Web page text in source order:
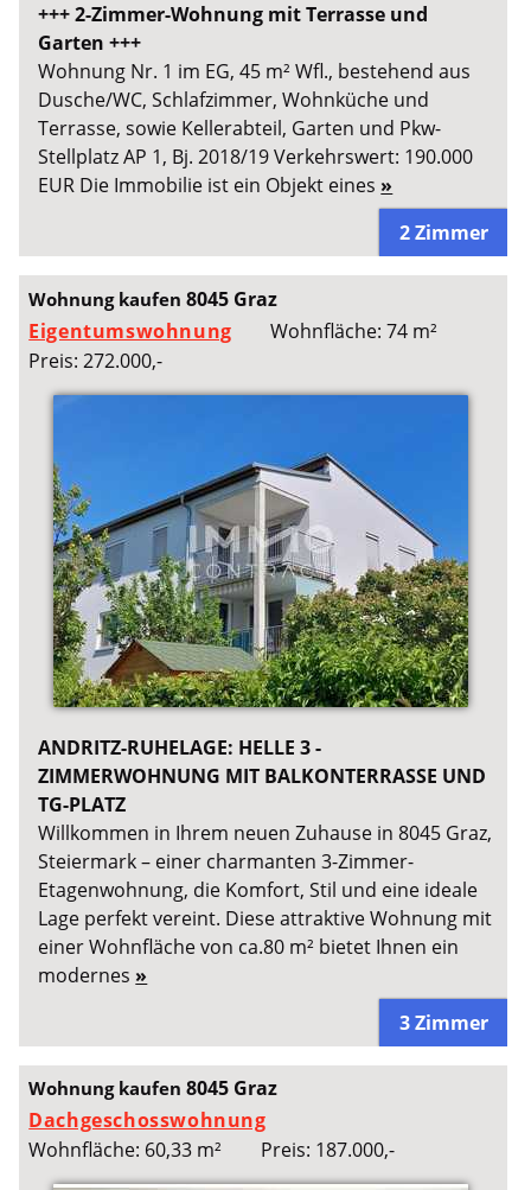
+++ 2-Zimmer-Wohnung mit Terrasse und
Garten +++
Wohnung Nr. 1 im EG, 45 m² Wfl., bestehend aus
Dusche/WC, Schlafzimmer, Wohnküche und
Terrasse, sowie Kellerabteil, Garten und Pkw-
Stellplatz AP 1, Bj. 2018/19 Verkehrswert: 190.000
EUR Die Immobilie ist ein Objekt eines »
2 Zimmer
Wohnung kaufen8045 Graz
Eigentumswohnung
Wohnfläche: 74 m²
Preis: 272.000,-
ANDRITZ-RUHELAGE: HELLE 3 -
ZIMMERWOHNUNG MIT BALKONTERRASSE UND
TG-PLATZ
Willkommen in Ihrem neuen Zuhause in 8045 Graz,
Steiermark – einer charmanten 3-Zimmer-
Etagenwohnung, die Komfort, Stil und eine ideale
Lage perfekt vereint. Diese attraktive Wohnung mit
einer Wohnfläche von ca.80 m² bietet Ihnen ein
modernes »
3 Zimmer
Wohnung kaufen8045 Graz
Dachgeschosswohnung
Wohnfläche: 60,33 m²
Preis: 187.000,-